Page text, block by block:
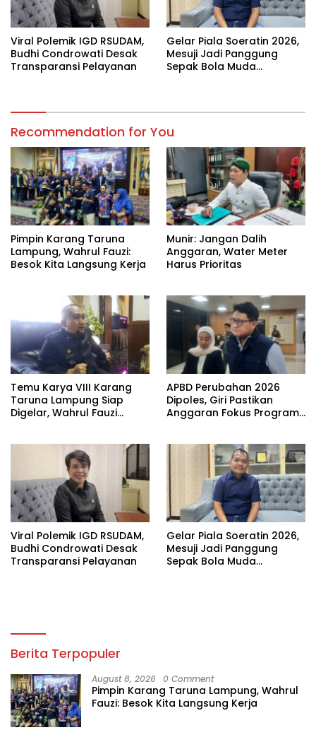
Viral Polemik IGD RSUDAM,
Budhi Condrowati Desak
Transparansi Pelayanan
Gelar Piala Soeratin 2026,
Mesuji Jadi Panggung
Sepak Bola Muda
Recommendation for You
Pimpin Karang Taruna
Lampung, Wahrul Fauzi:
Besok Kita Langsung Kerja
Munir: Jangan Dalih
Anggaran, Water Meter
Harus Prioritas
Temu Karya VIII Karang
Taruna Lampung Siap
Digelar, Wahrul Fauzi
APBD Perubahan 2026
Dipoles, Giri Pastikan
Anggaran Fokus Program
Viral Polemik IGD RSUDAM,
Budhi Condrowati Desak
Transparansi Pelayanan
Gelar Piala Soeratin 2026,
Mesuji Jadi Panggung
Sepak Bola Muda
Berita Terpopuler
August 8, 2026 0 Comment
Pimpin Karang Taruna Lampung, Wahrul
Fauzi: Besok Kita Langsung Kerja